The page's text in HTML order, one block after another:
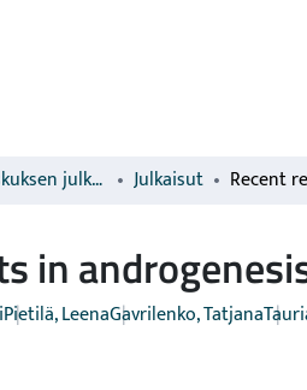
Luonnonvarakeskuksen julkaisut Julkaisut
in
Pietilä, LeenaGavrilenko, Tatjana